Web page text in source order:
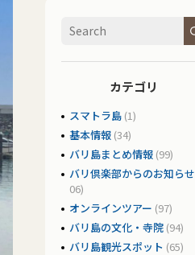
カテゴリ
スマトラ島 (1)
基本情報 (34)
バリ島まとめ情報 (99)
バリ倶楽部からのお知らせ
06)
オンラインツアー (97)
バリ島の文化・寺院 (94)
バリ島観光スポット (65)